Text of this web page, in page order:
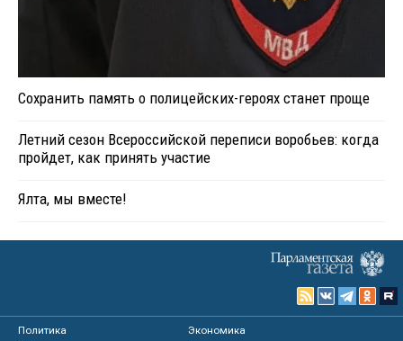
Сохранить память о полицейских-героях станет проще
Летний сезон Всероссийской переписи воробьев: когда
пройдет, как принять участие
Ялта, мы вместе!
Политика
Экономика